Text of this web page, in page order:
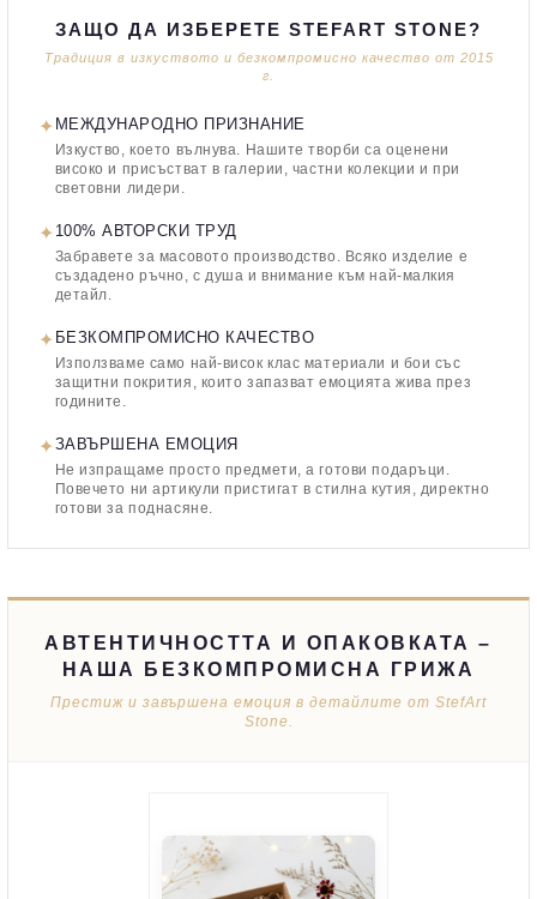
ЗАЩО ДА ИЗБЕРЕТЕ STEFART STONE?
Традиция в изкуството и безкомпромисно качество от 2015
г.
✦ МЕЖДУНАРОДНО ПРИЗНАНИЕ
Изкуство, което вълнува. Нашите творби са оценени
високо и присъстват в галерии, частни колекции и при
световни лидери.
✦ 100% АВТОРСКИ ТРУД
Забравете за масовото производство. Всяко изделие е
създадено ръчно, с душа и внимание към най-малкия
детайл.
✦ БЕЗКОМПРОМИСНО КАЧЕСТВО
Използваме само най-висок клас материали и бои със
защитни покрития, които запазват емоцията жива през
годините.
✦ЗАВЪРШЕНА ЕМОЦИЯ
Не изпращаме просто предмети, а готови подаръци.
Повечето ни артикули пристигат в стилна кутия, директно
готови за поднасяне.
АВТЕНТИЧНОСТТА И ОПАКОВКАТА –
НАША БЕЗКОМПРОМИСНА ГРИЖА
Престиж и завършена емоция в детайлите от StefArt
Stone.